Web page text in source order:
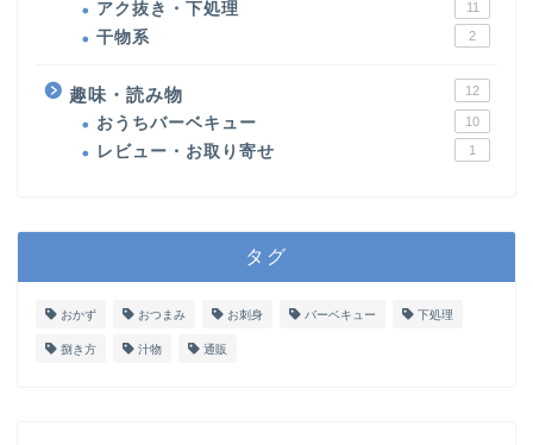
アク抜き・下処理 11
干物系 2
趣味・読み物 12
おうちバーベキュー 10
レビュー・お取り寄せ 1
タグ
おかず おつまみ お刺身 バーベキュー 下処理
捌き方 汁物 通販